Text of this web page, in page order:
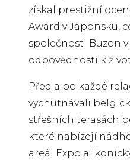
získal prestižní
Award v Japonsku,
společnosti Buzon
odpovědnosti k
Před a po každé
vychutnávali
střešních terasách
které nabízejí
areál Expo a